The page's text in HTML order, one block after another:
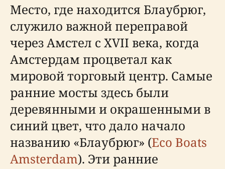
Место, где находится Блаубрюг,
служило важной переправой
через Амстел с XVII века, когда
Амстердам процветал как
мировой торговый центр. Самые
ранние мосты здесь были
деревянными и окрашенными в
синий цвет, что дало начало
названию «Блаубрюг» (Eco Boats
Amsterdam). Эти ранние